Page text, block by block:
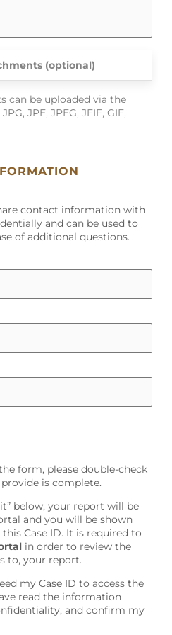
oznámení od osoby, která
práci nebo jinou
odst. 3 písm. a), b), h) nebo
HOLZ S.R.O.
349
oznamovacího
podat své oznámení
oznamovací kanály):
na tomto webovém
(optional)
can be uploaded via the
JPE, JPEG, JFIF, GIF,
contact information with
and can be used to
of additional questions.
form, please double-check
is complete.
below, your report will be
and you will be shown
this Case ID. It is required to
in order to review the
to, your report.
my Case ID to access the
read the information
and confirm my